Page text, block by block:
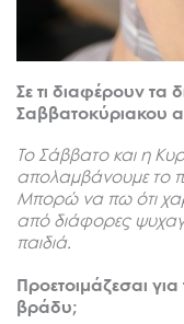
Σε τι διαφέρουν τα
Σαββατοκύριακου
Το Σάββατο και η
απολαμβάνουμε το
Μπορώ να πω ότι
από διάφορες
παιδιά.
Προετοιμάζεσαι
βράδυ;